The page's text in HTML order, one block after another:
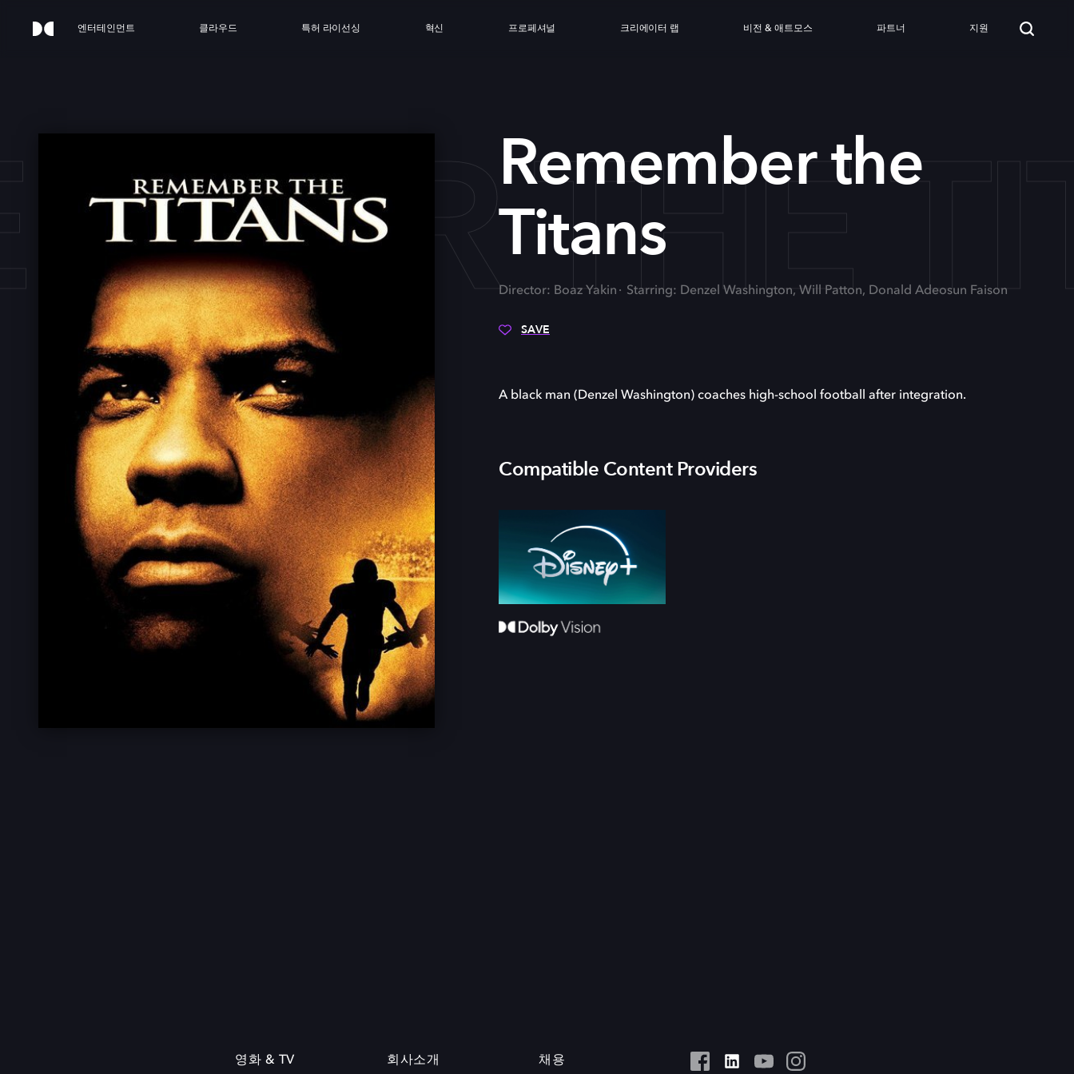
엔터테인먼트 클라우드 특허 라이선싱 혁신 프로페셔널 크리에이터 랩 비전 & 애트모스 파트너 지원
THE
Remember the
Titans
Director: Boaz Yakin Starring: Denzel Washington, Will Patton, Donald Adeosun Faison
SAVE
A black man (Denzel Washington) coaches high-school football after integration.
Compatible Content Providers
영화 & TV 회사소개 채용